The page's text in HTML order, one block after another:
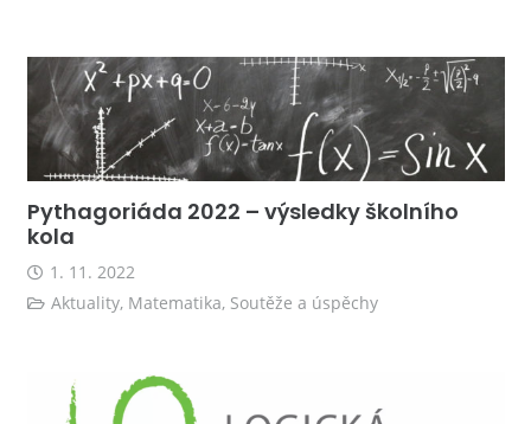
Pythagoriáda 2022 – výsledky školního
kola
1. 11. 2022
Aktuality, Matematika, Soutěže a úspěchy